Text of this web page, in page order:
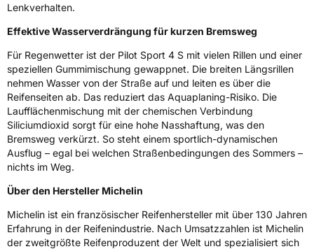
Lenkverhalten.
Effektive Wasserverdrängung für kurzen Bremsweg
Für Regenwetter ist der Pilot Sport 4 S mit vielen Rillen und einer
speziellen Gummimischung gewappnet. Die breiten Längsrillen
nehmen Wasser von der Straße auf und leiten es über die
Reifenseiten ab. Das reduziert das Aquaplaning-Risiko. Die
Laufflächenmischung mit der chemischen Verbindung
Siliciumdioxid sorgt für eine hohe Nasshaftung, was den
Bremsweg verkürzt. So steht einem sportlich-dynamischen
Ausflug – egal bei welchen Straßenbedingungen des Sommers –
nichts im Weg.
Über den Hersteller Michelin
Michelin ist ein französischer Reifenhersteller mit über 130 Jahren
Erfahrung in der Reifenindustrie. Nach Umsatzzahlen ist Michelin
der zweitgrößte Reifenproduzent der Welt und spezialisiert sich